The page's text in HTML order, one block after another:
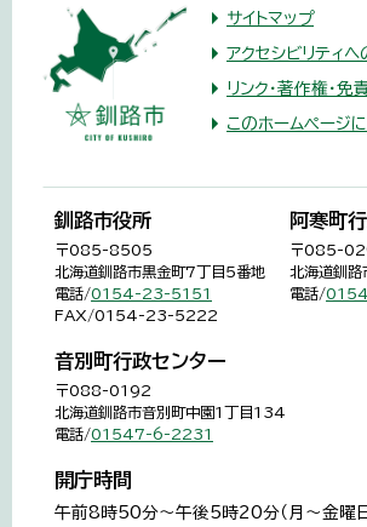
サイトマップ
アクセシビリティ
リンク・著作権・免
このホームページ
釧路市役所
〒085-8505
北海道釧路市黒金町7丁目5番地
電話/0154-23-5151
FAX/0154-23-5222
阿寒町
〒085-
北海道釧
電話/
音別町行政センター
〒088-0192
北海道釧路市音別町中園1丁目134
電話/01547-6-2231
開庁時間
午前8時50分～午後5時20分（月～金曜日